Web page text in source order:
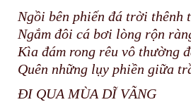
Ngồi bên phiến đá trời thênh
Ngắm đôi cá bơi lòng rộn
Kìa đám rong rêu vô thường
Quên những lụy phiền giữa
ĐI QUA MÙA DĨ VÃNG